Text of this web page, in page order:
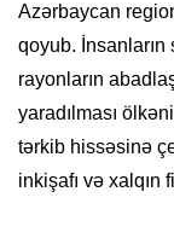
Azərbaycan
qoyub. İnsanların
rayonların
yaradılması
tərkib hissəsinə
inkişafı və xalqın